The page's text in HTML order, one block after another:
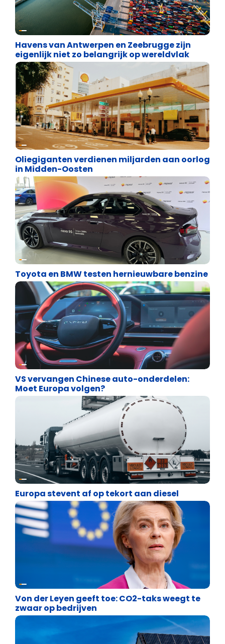
Energie en transport
Havens van Antwerpen en Zeebrugge zijn
eigenlijk niet zo belangrijk op wereldvlak
Energie en transport
Oliegiganten verdienen miljarden aan oorlog
in Midden-Oosten
Energie en transport
Toyota en BMW testen hernieuwbare benzine
Energie en transport
VS vervangen Chinese auto-onderdelen:
Moet Europa volgen?
Energie en transport
Europa stevent af op tekort aan diesel
Energie en transport
Von der Leyen geeft toe: CO2-taks weegt te
zwaar op bedrijven